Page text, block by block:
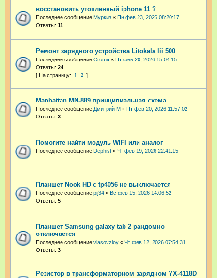
восстановить утопленный iphone 11 ?
Последнее сообщение Муркиз « Пн фев 23, 2026 08:20:17
Ответы: 11
Ремонт зарядного устройства Litokala lii 500
Последнее сообщение Croma « Пт фев 20, 2026 15:04:15
Ответы: 24
1 2
Manhattan MN-889 принципиальная схема
Последнее сообщение Дмитрий М « Пт фев 20, 2026 11:57:02
Ответы: 3
Помогите найти модуль WIFI или аналог
Последнее сообщение Dephist « Чт фев 19, 2026 22:41:15
Планшет Nook HD с tp4056 не выключается
Последнее сообщение pij34 « Вс фев 15, 2026 14:06:52
Ответы: 5
Планшет Samsung galaxy tab 2 рандомно
отключается
Последнее сообщение vlasovzloy « Чт фев 12, 2026 07:54:31
Ответы: 3
Резистор в трансформаторном зарядном YX-4118D